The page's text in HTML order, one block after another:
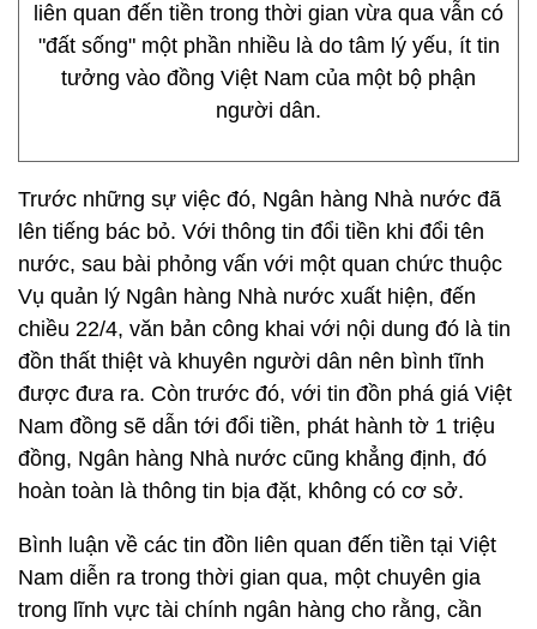
liên quan đến tiền trong thời gian vừa qua vẫn có
"đất sống" một phần nhiều là do tâm lý yếu, ít tin
tưởng vào đồng Việt Nam của một bộ phận
người dân.
Trước những sự việc đó, Ngân hàng Nhà nước đã
lên tiếng bác bỏ. Với thông tin đổi tiền khi đổi tên
nước, sau bài phỏng vấn với một quan chức thuộc
Vụ quản lý Ngân hàng Nhà nước xuất hiện, đến
chiều 22/4, văn bản công khai với nội dung đó là tin
đồn thất thiệt và khuyên người dân nên bình tĩnh
được đưa ra. Còn trước đó, với tin đồn phá giá Việt
Nam đồng sẽ dẫn tới đổi tiền, phát hành tờ 1 triệu
đồng, Ngân hàng Nhà nước cũng khẳng định, đó
hoàn toàn là thông tin bịa đặt, không có cơ sở.
Bình luận về các tin đồn liên quan đến tiền tại Việt
Nam diễn ra trong thời gian qua, một chuyên gia
trong lĩnh vực tài chính ngân hàng cho rằng, cần